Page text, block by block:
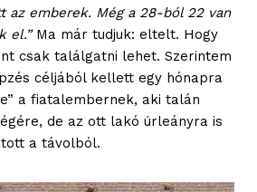
az emberek. Még a 28-ból 22 van
el.”Ma már tudjuk: eltelt. Hogy
csak találgatni lehet. Szerintem
céljából kellett egy hónapra
a fiatalembernek, aki talán
de az ott lakó úrleányra is
a távolból.